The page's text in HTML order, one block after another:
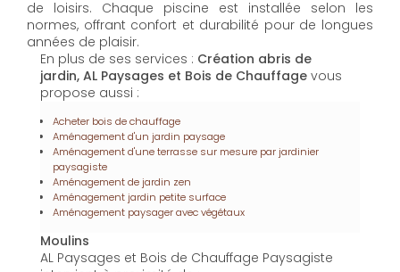
pour intégrer harmonieusement les plantes, les allées
et les espaces de détente.
AL Paysages et Bois de Chauffagepropose
également dubois de chauffage à Moulinspour
répondre aux besoins en chauffage de manière
écologique. Ce bois de qualité, issu de sources
durables, est parfait pour les saisons froides.
Enfin,l'installation de piscine à Moulins fait partie des
services proposés par
Chauffagepour transformer votre jardin en espace
de loisirs. Chaque piscine est installée selon les
normes, offrant confort et durabilité pour de longues
années de plaisir.
En plus de ses services :Création abris de